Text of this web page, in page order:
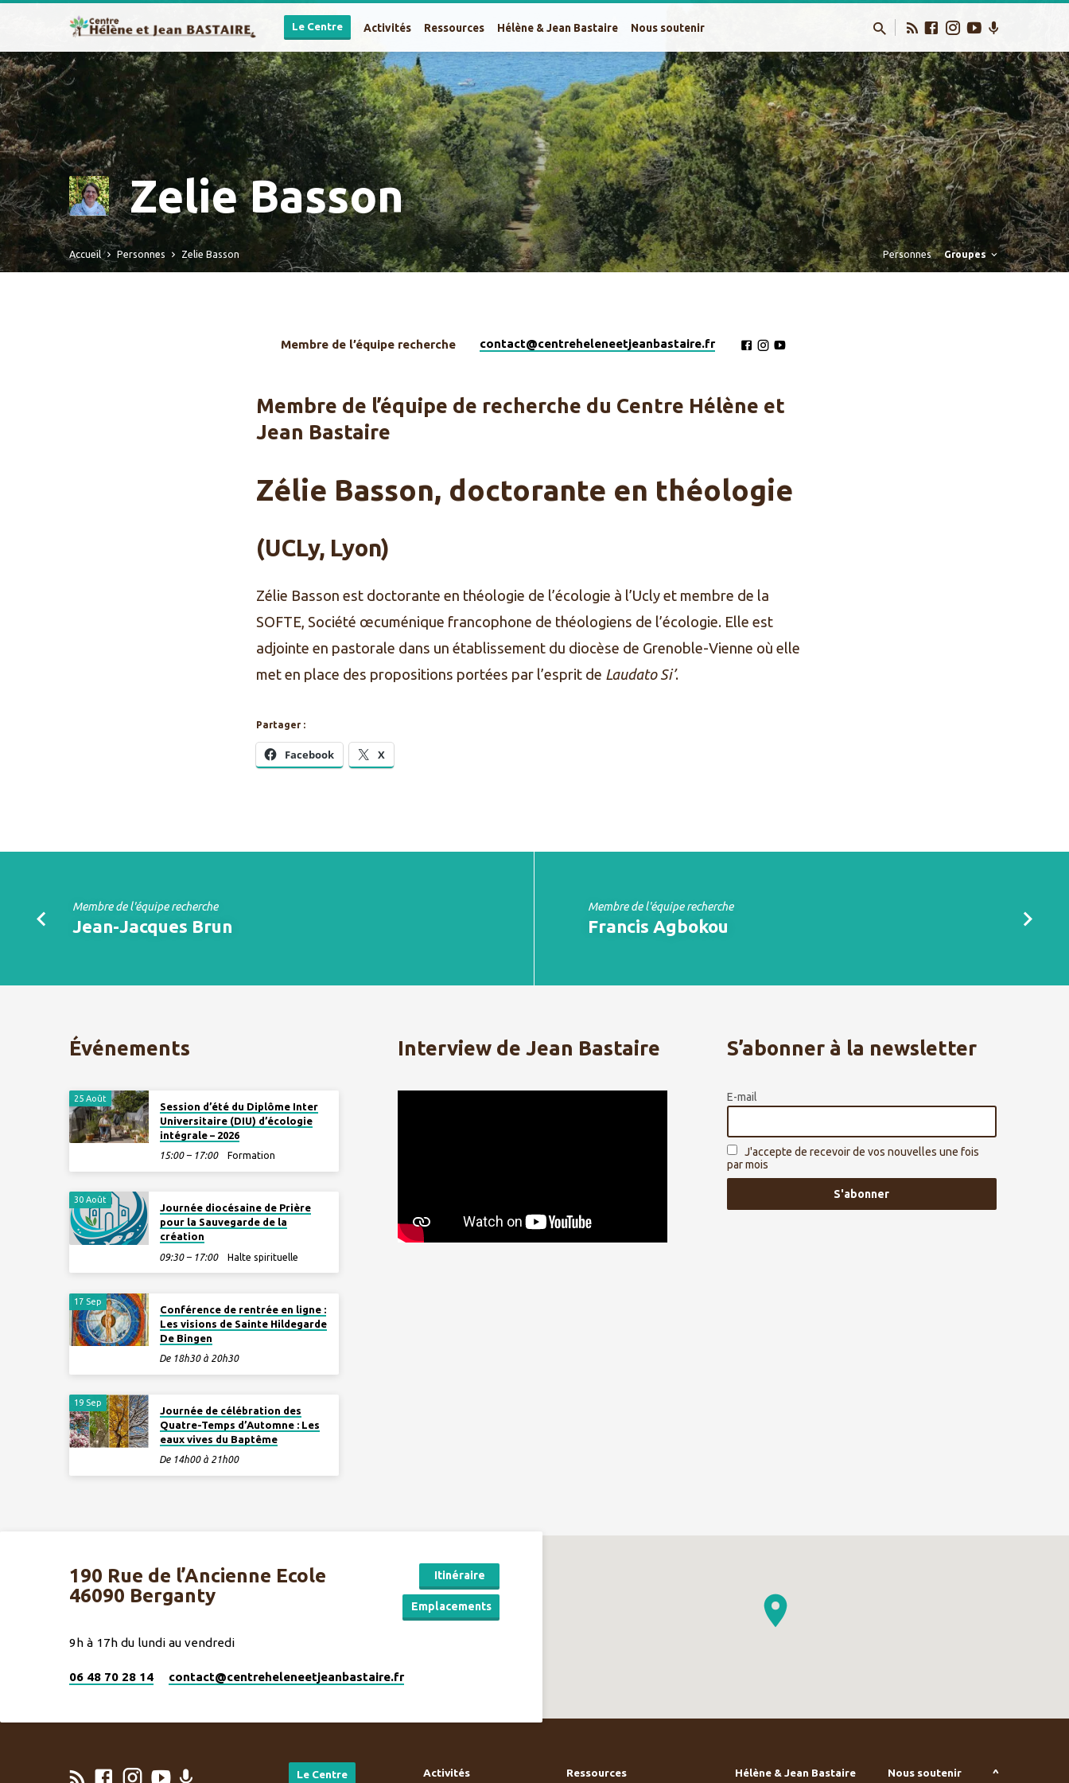
Le Centre Activités Ressources Hélène & Jean Bastaire Nous soutenir
Zelie Basson
Accueil Personnes Zelie Basson Personnes Groupes
Membre de l’équipe recherche contact​@centreheleneetjeanbastaire.fr
Membre de l’équipe de recherche du Centre Hélène et
Jean Bastaire
Zélie Basson, doctorante en théologie
(UCLy, Lyon)
Zélie Basson est doctorante en théologie de l’écologie à l’Ucly et membre de la
SOFTE, Société œcuménique francophone de théologiens de l’écologie. Elle est
adjointe en pastorale dans un établissement du diocèse de Grenoble-Vienne où elle
met en place des propositions portées par l’esprit de Laudato Si’.
Partager :
Facebook X
Membre de l'équipe recherche
Jean-Jacques Brun
Membre de l'équipe recherche
Francis Agbokou
Événements
25 Août
Session d’été du Diplôme Inter
Universitaire (DIU) d’écologie
intégrale – 2026
15:00 – 17:00 Formation
30 Août
Journée diocésaine de Prière
pour la Sauvegarde de la
création
09:30 – 17:00 Halte spirituelle
17 Sep
Conférence de rentrée en ligne :
Les visions de Sainte Hildegarde
De Bingen
De 18h30 à 20h30
19 Sep
Journée de célébration des
Quatre-Temps d’Automne : Les
eaux vives du Baptême
De 14h00 à 21h00
Interview de Jean Bastaire S’abonner à la newsletter
E-mail
J'accepte de recevoir de vos nouvelles une fois
par mois
190 Rue de l’Ancienne Ecole
46090 Berganty
Itinéraire
Emplacements
9h à 17h du lundi au vendredi
06 48 70 28 14 contact​@centreheleneetjeanbastaire.fr
Le Centre Activités Ressources Hélène & Jean Bastaire Nous soutenir ^